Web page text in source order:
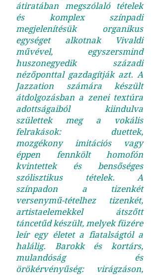
átiratában megszólaló tételek
és komplex színpadi
megjelenítésük organikus
egységet alkotnak Vivaldi
művével, egyszersmind
huszonegyedik századi
nézőponttal gazdagítják azt. A
Jazzation számára készült
átdolgozásban a zenei textúra
adottságaiból kiindulva
születtek meg a vokális
felrakások: duettek,
mozgékony imitációs vagy
éppen fennkölt homofón
kvintettek és bensőséges
szólisztikus tételek. A
színpadon a tizenkét
versenymű-tételhez tizenkét,
artistaelemekkel átszőtt
táncetűd készült, melyek füzére
leír egy életet a fiatalságtól a
halálig. Barokk és kortárs,
mulandóság és
örökérvényűség: virágzáson,